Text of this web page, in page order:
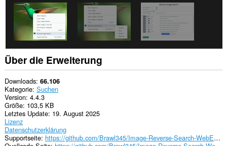
Über die Erweiterung
Downloads 66.106
Kategorie Suchen
Version 4.4.3
Größe 103,5 KB
Letztes Update 19. August 2025
Lizenz
Datenschutzerklärung
Supportseite
https://github.com/Brawl345/Image-Reverse-Search-WebExtension/issues